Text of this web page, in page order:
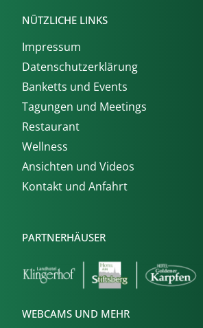
NÜTZLICHE LINKS
Impressum
Datenschutzerklärung
Banketts und Events
Tagungen und Meetings
Restaurant
Wellness
Ansichten und Videos
Kontakt und Anfahrt
PARTNERHÄUSER
WEBCAMS UND MEHR